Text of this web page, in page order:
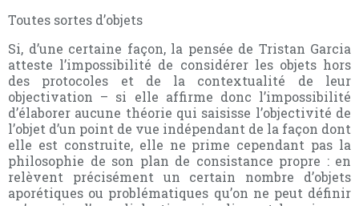
Toutes sortes d’objets
Si, d’une certaine façon, la pensée de Tristan Garcia
atteste l’impossibilité de considérer les objets hors
des protocoles et de la contextualité de leur
objectivation – si elle affirme donc l’impossibilité
d’élaborer aucune théorie qui saisisse l’objectivité de
l’objet d’un point de vue indépendant de la façon dont
elle est construite, elle ne prime cependant pas la
philosophie de son plan de consistance propre : en
relèvent précisément un certain nombre d’objets
aporétiques ou problématiques qu’on ne peut définir